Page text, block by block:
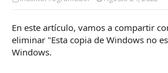
En este artículo, vamos a compartir
eliminar "Esta copia de Windows no
Windows.